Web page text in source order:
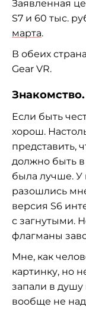
Заявленная
S7 и 60 тыс.
марта.
В обеих
Gear VR.
Если быть
хорош.
представить,
должно быть
была лучше. У
разошлись
версия S6
с загнутыми.
флагманы
Мне, как
картинку, но
запали в душу
вообще не